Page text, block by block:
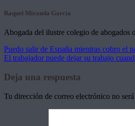
Raquel Miranda Garcia
Abogada del ilustre colegio de abogados
Puedo salir de España mientras cobro el
El trabajador puede dejar su trabajo
Deja una respuesta
Tu dirección de correo electrónico no